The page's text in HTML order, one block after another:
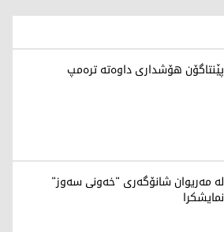
پێنتاگۆن هۆشداری داوەتە ترەمپ
لە مەریوان شانۆگەری "خەونی سەوز"
نمایشکرا